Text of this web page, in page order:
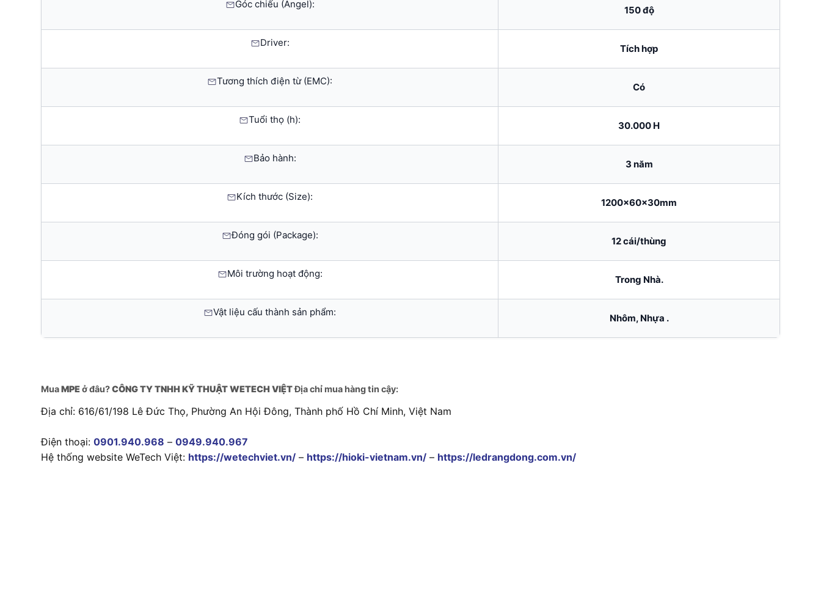
Góc chiếu (Angel):
150 độ
Driver:
Tích hợp
Tương thích điện từ (EMC):
Có
Tuổi thọ (h):
30.000 H
Bảo hành:
3 năm
Kích thước (Size):
1200x60x30mm
Đóng gói (Package):
12 cái/thùng
Môi trường hoạt động:
Trong Nhà.
Vật liệu cấu thành sản phẩm:
Nhôm, Nhựa .
MuaMPEở đâu?CÔNG TY TNHH KỸ THUẬT WETECH VIỆTĐịa chỉ mua hàng tin cậy:
Địa chỉ: 616/61/198 Lê Đức Thọ, Phường An Hội Đông, Thành phố Hồ Chí Minh, Việt Nam
Điện thoại: 0901.940.968 – 0949.940.967
Hệ thống website WeTech Việt: https://wetechviet.vn/ – https://hioki-vietnam.vn/ – https://ledrangdong.com.vn/